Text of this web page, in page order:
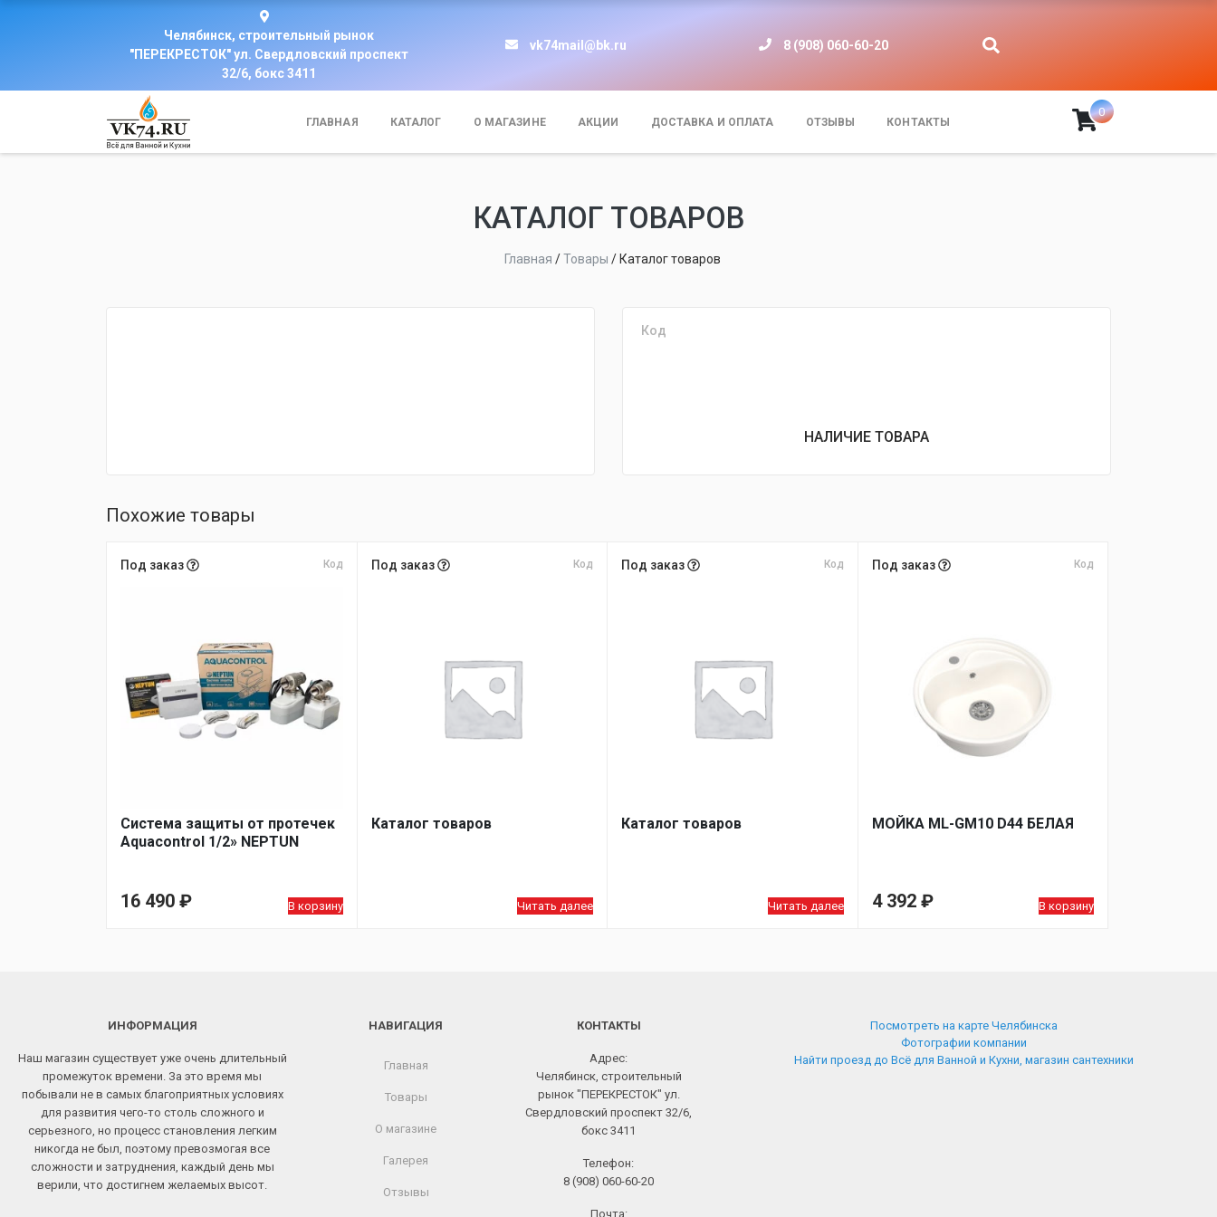
Челябинск, строительный рынок
"ПЕРЕКРЕСТОК" ул. Свердловский проспект
32/6, бокс 3411
vk74mail@bk.ru 8 (908) 060-60-20
ГЛАВНАЯ КАТАЛОГ О МАГАЗИНЕ АКЦИИ ДОСТАВКА И ОПЛАТА ОТЗЫВЫ КОНТАКТЫ
0
КАТАЛОГ ТОВАРОВ
Главная /Товары / Каталог товаров
Код
НАЛИЧИЕ ТОВАРА
Похожие товары
Под заказ Код
Система защиты от протечек
Aquacontrol 1/2» NEPTUN
16 490 ₽ В корзину
Под заказ Код
Каталог товаров
Читать далее
Под заказ Код
Каталог товаров
Читать далее
Под заказ Код
МОЙКA ML-GM10 D44 БЕЛАЯ
4 392 ₽ В корзину
ИНФОРМАЦИЯ
Наш магазин существует уже очень длительный
промежуток времени. За это время мы
побывали не в самых благоприятных условиях
для развития чего-то столь сложного и
серьезного, но процесс становления легким
никогда не был, поэтому превозмогая все
сложности и затруднения, каждый день мы
верили, что достигнем желаемых высот.
НАВИГАЦИЯ
Главная
Товары
О магазине
Галерея
Отзывы
КОНТАКТЫ
Адрес:
Челябинск, строительный
рынок "ПЕРЕКРЕСТОК" ул.
Свердловский проспект 32/6,
бокс 3411
Телефон:
8 (908) 060-60-20
Почта:
Посмотреть на карте Челябинска
Фотографии компании
Найти проезд до Всё для Ванной и Кухни, магазин сантехники